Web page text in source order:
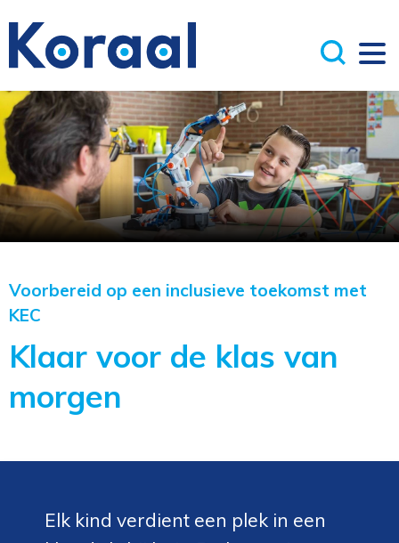
Voorbereid op een inclusieve toekomst met
KEC
Klaar voor de klas van
morgen
Elk kind verdient een plek in een